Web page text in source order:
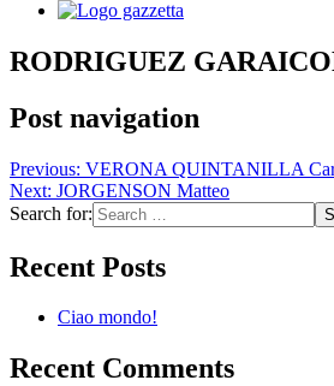
RODRIGUEZ
Post navigation
Previous: VERONA QUINTANILLA
Next: JORGENSON Matteo
Search for:
Recent Posts
Ciao mondo!
Recent Comments